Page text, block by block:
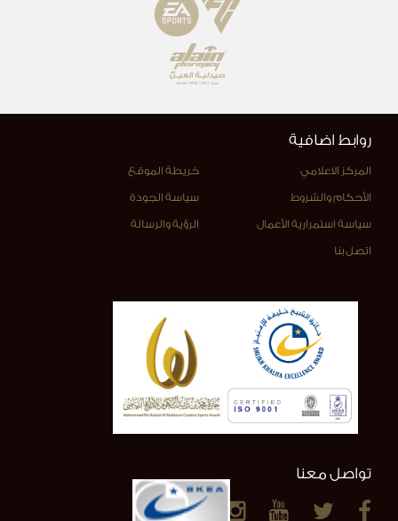
روابط اضافية
المركز الاعلامي خريطة الموقع
الأحكام والشروط سياسة الجودة
سياسة استمرارية الأعمال الرؤية والرسالة
اتصل بنا
تواصل معنا